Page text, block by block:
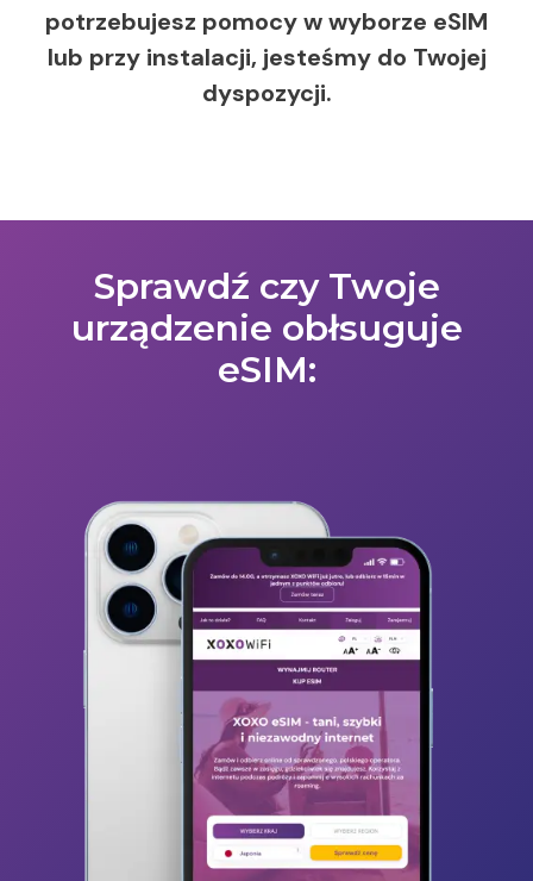
potrzebujesz pomocy w wyborze eSIM
lub przy instalacji, jesteśmy do Twojej
dyspozycji.
Sprawdź czy Twoje
urządzenie obłsuguje
eSIM: